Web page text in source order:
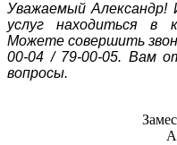
Уважаемый Александр!
услуг находиться в
Можете совершить
00-04 / 79-00-05. Вам
вопросы.